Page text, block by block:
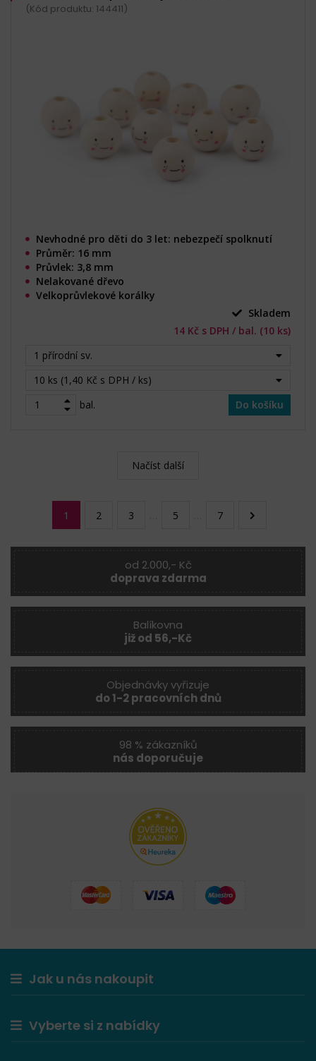
(Kód produktu: 144411)
Nevhodné pro děti do 3 let: nebezpečí spolknutí
Průměr: 16 mm
Průvlek: 3,8 mm
Nelakované dřevo
Velkoprůvlekové korálky
Skladem
14 Kč s DPH / bal. (10 ks)
1 přírodní sv.
10 ks (1,40 Kč s DPH / ks)
bal.
Do košíku
Načíst další
1 2 3 5 7
od 2.000,- Kč
doprava zdarma
Balíkovna
již od 56,-Kč
Objednávky vyřizuje
do 1-2 pracovních dnů
98 % zákazníků
nás doporučuje
Jak u nás nakoupit
Vyberte si z nabídky